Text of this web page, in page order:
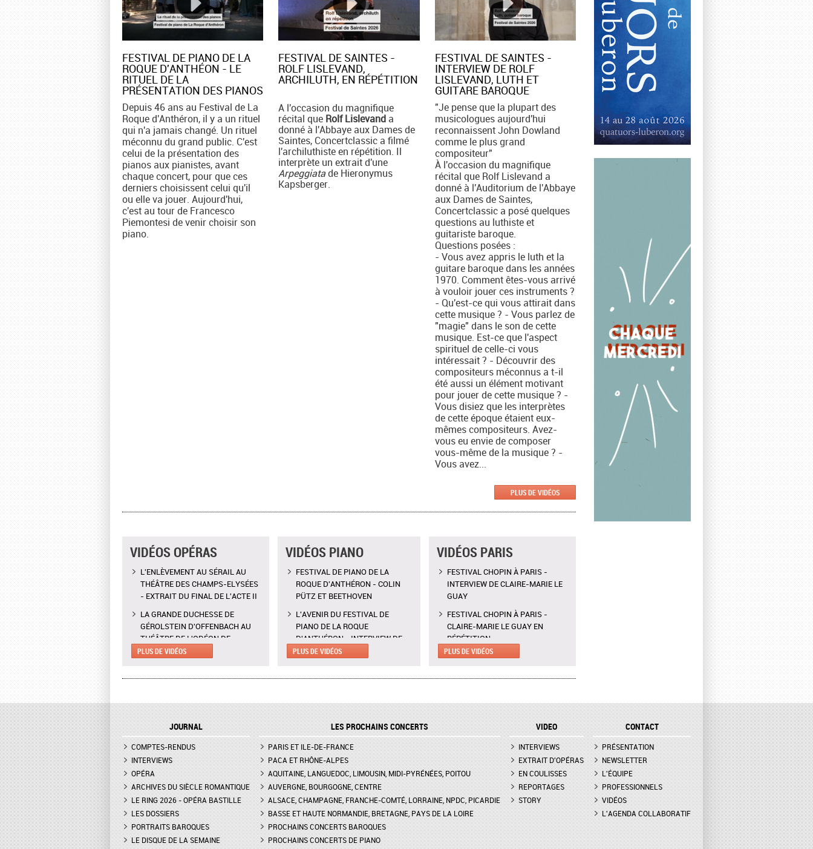
FESTIVAL DE PIANO DE LA
ROQUE D'ANTHÉON - LE
RITUEL DE LA
PRÉSENTATION DES PIANOS
Depuis 46 ans au Festival de La
Roque d'Anthéron, il y a un rituel
qui n'a jamais changé. Un rituel
méconnu du grand public. C'est
celui de la présentation des
pianos aux pianistes, avant
chaque concert, pour que ces
derniers choisissent celui qu'il
ou elle va jouer. Aujourd'hui,
c'est au tour de Francesco
Piemontesi de venir choisir son
piano.
FESTIVAL DE SAINTES -
ROLF LISLEVAND,
ARCHILUTH, EN RÉPÉTITION
A l'occasion du magnifique
récital que Rolf Lislevanda
donné à l'Abbaye aux Dames de
Saintes, Concertclassic a filmé
l'archiluthiste en répétition. Il
interprète un extrait d'une
Arpeggiatade Hieronymus
Kapsberger.
FESTIVAL DE SAINTES -
INTERVIEW DE ROLF
LISLEVAND, LUTH ET
GUITARE BAROQUE
"Je pense que la plupart des
musicologues aujourd'hui
reconnaissent John Dowland
comme le plus grand
compositeur"
À l'occasion du magnifique
récital que Rolf Lislevand a
donné à l'Auditorium de l'Abbaye
aux Dames de Saintes,
Concertclassic a posé quelques
questions au luthiste et
guitariste baroque.
Questions posées :
- Vous avez appris le luth et la
guitare baroque dans les années
1970. Comment êtes-vous arrivé
à vouloir jouer ces instruments ?
- Qu'est-ce qui vous attirait dans
cette musique ? - Vous parlez de
"magie" dans le son de cette
musique. Est-ce que l'aspect
spirituel de celle-ci vous
intéressait ? - Découvrir des
compositeurs méconnus a t-il
été aussi un élément motivant
pour jouer de cette musique ? -
Vous disiez que les interprètes
de cette époque étaient eux-
mêmes compositeurs. Avez-
vous eu envie de composer
vous-même de la musique ? -
Vous avez...
PLUS DE VIDÉOS
VIDÉOS OPÉRAS
L'ENLÈVEMENT AU SÉRAIL AU
THÉÂTRE DES CHAMPS-ELYSÉES
- EXTRAIT DU FINAL DE L'ACTE II
LA GRANDE DUCHESSE DE
GÉROLSTEIN D'OFFENBACH AU
THÉÂTRE DE L'ODÉON DE
MARSEILLE - EXTRAIT DE "AH !
L'ENLÈVEMENT AU SÉRAIL AU
- INTERVIEW DE MANON
LA GRANDE DUCHESSE DE
GÉROLSTEIN D'OFFENBACH AU
THÉÂTRE DE L'ODÉON DE
MARSEILLE - INTERVIEW D'YVES
COUDRAY, METTEUR EN SCÈN
DON GIOVANNI À L'OPÉRA DE
MONTPELLIER - EXTRAIT DE
"TREMA, TREMA, O SCELLERATO!"
PLUS DE VIDÉOS
VIDÉOS PIANO
FESTIVAL DE PIANO DE LA
ROQUE D'ANTHÉRON - COLIN
PÜTZ ET BEETHOVEN
L'AVENIR DU FESTIVAL DE
PIANO DE LA ROQUE
D'ANTHÉRON - INTERVIEW DE
CLAIRE DÉSERT, CO-
MARTINA MEOLA REMPLACE AU
BUNIATISHVILI AU FESTIVAL DE
D'ANTHÉRON
FESTIVAL DE PIANO DE LA
ROQUE D'ANTHÉON - LE RITUEL
DE LA PRÉSENTATION DES
PIANOS
FESTIVAL CHOPIN À PARIS -
INTERVIEW DE CLAIRE-MARIE LE
GUAY
PLUS DE VIDÉOS
VIDÉOS PARIS
FESTIVAL CHOPIN À PARIS -
INTERVIEW DE CLAIRE-MARIE LE
GUAY
FESTIVAL CHOPIN À PARIS -
CLAIRE-MARIE LE GUAY EN
RÉPÉTITION
CALDER PIECE D'EARLE BROWN À
INTERVIEWS DE ADÉLAÏDE
EMMANUEL JACQUET,
CALDER PIECE À LA FONDATION
VUITTON - EXTRAIT PAR
ADÉLAÏDE FERRIÈRE, VANESSA
PORTER, EMMANUEL JACQUET,
RODOLPHE THÉRY
FESTIVAL CHOPIN À PARIS -
EXTRAIT DU SCHERZO N°2 DE
PLUS DE VIDÉOS
JOURNAL
COMPTES-RENDUS
INTERVIEWS
OPÉRA
ARCHIVES DU SIÈCLE ROMANTIQUE
LE RING 2026 - OPÉRA BASTILLE
LES DOSSIERS
PORTRAITS BAROQUES
LE DISQUE DE LA SEMAINE
LES PROCHAINS CONCERTS
PARIS ET ILE-DE-FRANCE
PACA ET RHÔNE-ALPES
AQUITAINE, LANGUEDOC, LIMOUSIN, MIDI-PYRÉNÉES, POITOU
AUVERGNE, BOURGOGNE, CENTRE
ALSACE, CHAMPAGNE, FRANCHE-COMTÉ, LORRAINE, NPDC, PICARDIE
BASSE ET HAUTE NORMANDIE, BRETAGNE, PAYS DE LA LOIRE
PROCHAINS CONCERTS BAROQUES
PROCHAINS CONCERTS DE PIANO
VIDEO
INTERVIEWS
EXTRAIT D'OPÉRAS
EN COULISSES
REPORTAGES
STORY
CONTACT
PRÉSENTATION
NEWSLETTER
L'ÉQUIPE
PROFESSIONNELS
VIDÉOS
L'AGENDA COLLABORATIF